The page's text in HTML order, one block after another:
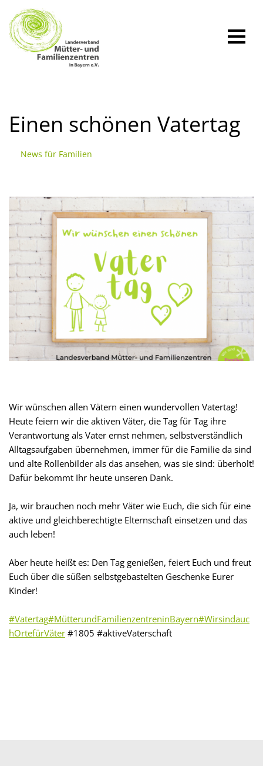
Zum
Inhalt
springen
Einen schönen Vatertag
News für Familien
Wir wünschen allen Vätern einen wundervollen Vatertag!
Heute feiern wir die aktiven Väter, die Tag für Tag ihre
Verantwortung als Vater ernst nehmen, selbstverständlich
Alltagsaufgaben übernehmen, immer für die Familie da sind
und alte Rollenbilder als das ansehen, was sie sind: überholt!
Dafür bekommt Ihr heute unseren Dank.
Ja, wir brauchen noch mehr Väter wie Euch, die sich für eine
aktive und gleichberechtigte Elternschaft einsetzen und das
auch leben!
Aber heute heißt es: Den Tag genießen, feiert Euch und freut
Euch über die süßen selbstgebastelten Geschenke Eurer
Kinder!
#Vatertag#MütterundFamilienzentreninBayern#Wirsindauc
hOrtefürVäter #1805 #aktiveVaterschaft